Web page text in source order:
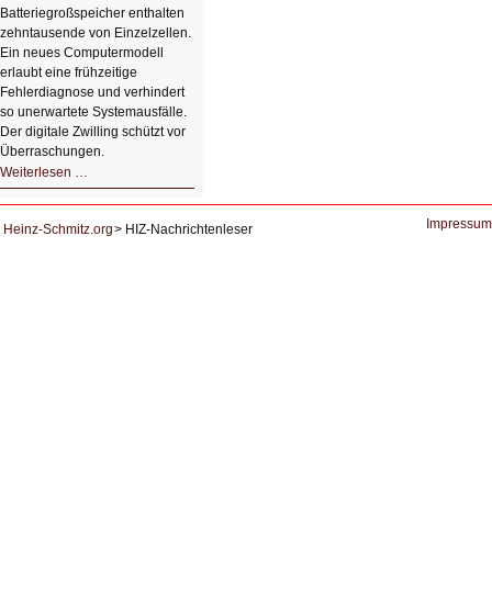
von
Studierenden
Batteriegroßspeicher enthalten
zehntausende von Einzelzellen.
Ein neues Computermodell
erlaubt eine frühzeitige
Fehlerdiagnose und verhindert
so unerwartete Systemausfälle.
Der digitale Zwilling schützt vor
Überraschungen.
Weiterlesen …
für
Zukunft.
Heinz-Schmitz.org HIZ-Nachrichtenleser Impressum